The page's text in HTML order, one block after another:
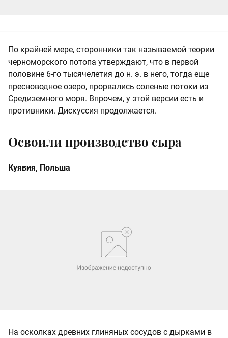
По крайней мере, сторонники так называемой теории
черноморского потопа утверждают, что в первой
половине 6-го тысячелетия до н. э. в него, тогда еще
пресноводное озеро, прорвались соленые потоки из
Средиземного моря. Впрочем, у этой версии есть и
противники. Дискуссия продолжается.
Освоили производство сыра
Куявия, Польша
На осколках древних глиняных сосудов с дырками в